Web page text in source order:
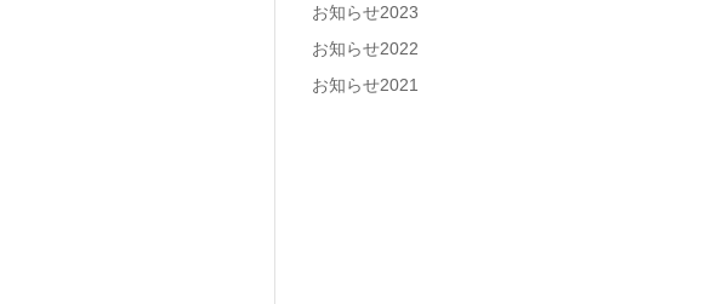
お知らせ2023
お知らせ2022
お知らせ2021